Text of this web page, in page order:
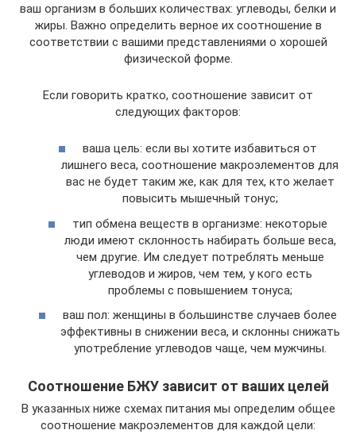
ваш организм в больших количествах: углеводы, белки и
жиры. Важно определить верное их соотношение в
соответствии с вашими представлениями о хорошей
физической форме.
Если говорить кратко, соотношение зависит от
следующих факторов:
ваша цель: если вы хотите избавиться от
лишнего веса, соотношение макроэлементов для
вас не будет таким же, как для тех, кто желает
повысить мышечный тонус;
тип обмена веществ в организме: некоторые
люди имеют склонность набирать больше веса,
чем другие. Им следует потреблять меньше
углеводов и жиров, чем тем, у кого есть
проблемы с повышением тонуса;
ваш пол: женщины в большинстве случаев более
эффективны в снижении веса, и склонны снижать
употребление углеводов чаще, чем мужчины.
Соотношение БЖУ зависит от ваших целей
В указанных ниже схемах питания мы определим общее
соотношение макроэлементов для каждой цели: